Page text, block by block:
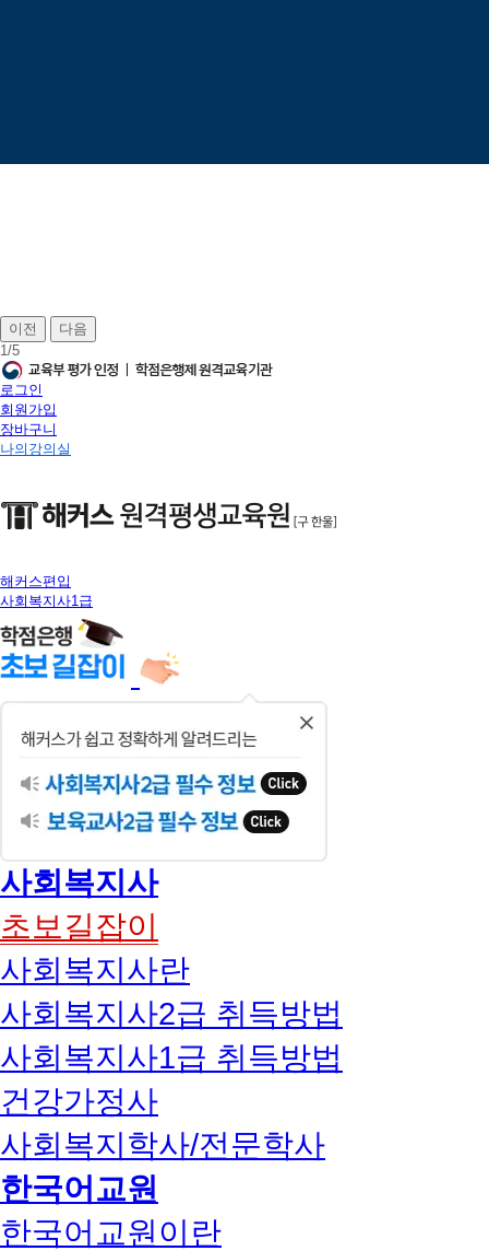
이전
다음
1/5
로그인
회원가입
장바구니
나의강의실
해커스편입
사회복지사1급
사회복지사
초보길잡이
사회복지사란
사회복지사2급 취득방법
사회복지사1급 취득방법
건강가정사
사회복지학사/전문학사
한국어교원
한국어교원이란